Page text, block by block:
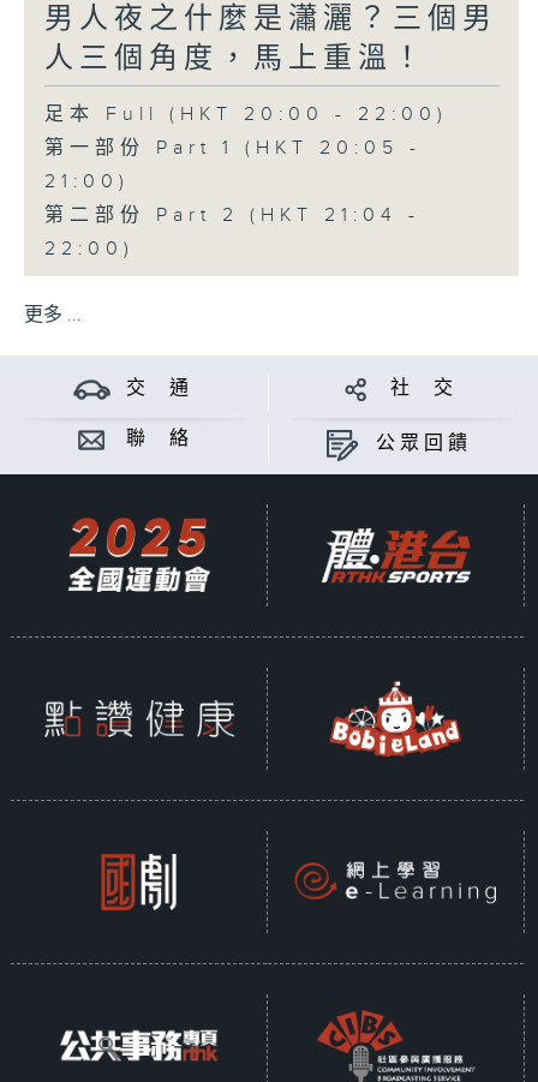
男人夜之什麼是瀟灑？三個男
人三個角度，馬上重溫！
足本 Full (HKT 20:00 - 22:00)
第一部份 Part 1 (HKT 20:05 -
21:00)
第二部份 Part 2 (HKT 21:04 -
22:00)
更多 ...
交 通 社 交
聯 絡 公眾回饋